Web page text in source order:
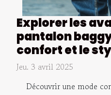
Explorer les
pantalon
confort et le
Jeu. 3 avril 2025
Découvrir une mode